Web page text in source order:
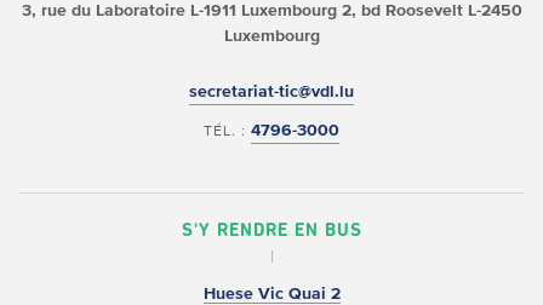
3, rue du Laboratoire L-1911 Luxembourg2, bd Roosevelt L-2450
Luxembourg
secretariat-tic@vdl.lu
TÉL. : 4796-3000
S'Y RENDRE EN BUS
Huese Vic Quai 2